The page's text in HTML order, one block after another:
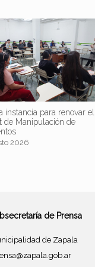
instancia para renovar el
de Manipulación de
2026
de Prensa
de Zapala